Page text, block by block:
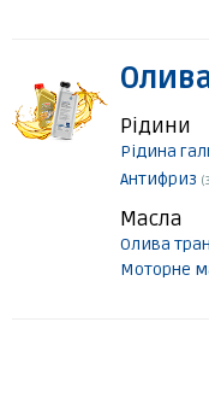
Рідини
Рідина
Антифриз
Масла
Олива
Моторне